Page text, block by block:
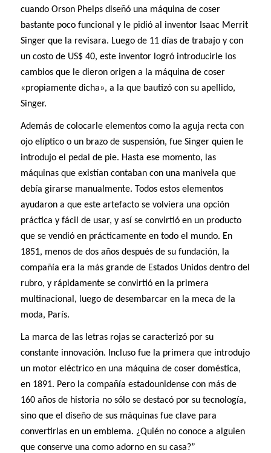
cuando Orson Phelps diseñó una máquina de coser
bastante poco funcional y le pidió al inventor Isaac Merrit
Singer que la revisara. Luego de 11 días de trabajo y con
un costo de US$ 40, este inventor logró introducirle los
cambios que le dieron origen a la máquina de coser
«propiamente dicha», a la que bautizó con su apellido,
Singer.
Además de colocarle elementos como la aguja recta con
ojo elíptico o un brazo de suspensión, fue Singer quien le
introdujo el pedal de pie. Hasta ese momento, las
máquinas que existían contaban con una manivela que
debía girarse manualmente. Todos estos elementos
ayudaron a que este artefacto se volviera una opción
práctica y fácil de usar, y así se convirtió en un producto
que se vendió en prácticamente en todo el mundo. En
1851, menos de dos años después de su fundación, la
compañía era la más grande de Estados Unidos dentro del
rubro, y rápidamente se convirtió en la primera
multinacional, luego de desembarcar en la meca de la
moda, París.
La marca de las letras rojas se caracterizó por su
constante innovación. Incluso fue la primera que introdujo
un motor eléctrico en una máquina de coser doméstica,
en 1891. Pero la compañía estadounidense con más de
160 años de historia no sólo se destacó por su tecnología,
sino que el diseño de sus máquinas fue clave para
convertirlas en un emblema. ¿Quién no conoce a alguien
que conserve una como adorno en su casa?”